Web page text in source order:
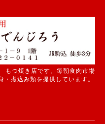
つ焼き店です。毎朝食肉市場
煮込み類を提供しています。